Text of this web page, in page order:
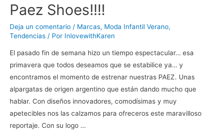
Paez Shoes!!!!
Deja un comentario / Marcas, Moda Infantil Verano,
Tendencias / Por InlovewithKaren
El pasado fin de semana hizo un tiempo espectacular… esa
primavera que todos deseamos que se estabilice ya… y
encontramos el momento de estrenar nuestras PAEZ. Unas
alpargatas de origen argentino que están dando mucho que
hablar. Con diseños innovadores, comodísimas y muy
apetecibles nos las calzamos para ofreceros este maravilloso
reportaje. Con su logo …